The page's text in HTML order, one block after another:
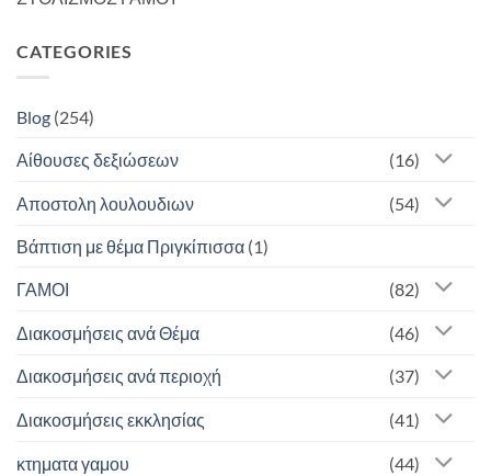
CATEGORIES
Blog (254)
Αίθουσες δεξιώσεων (16)
Αποστολη λουλουδιων (54)
Βάπτιση με θέμα Πριγκίπισσα (1)
ΓΑΜΟΙ (82)
Διακοσμήσεις ανά Θέμα (46)
Διακοσμήσεις ανά περιοχή (37)
Διακοσμήσεις εκκλησίας (41)
κτηματα γαμου (44)